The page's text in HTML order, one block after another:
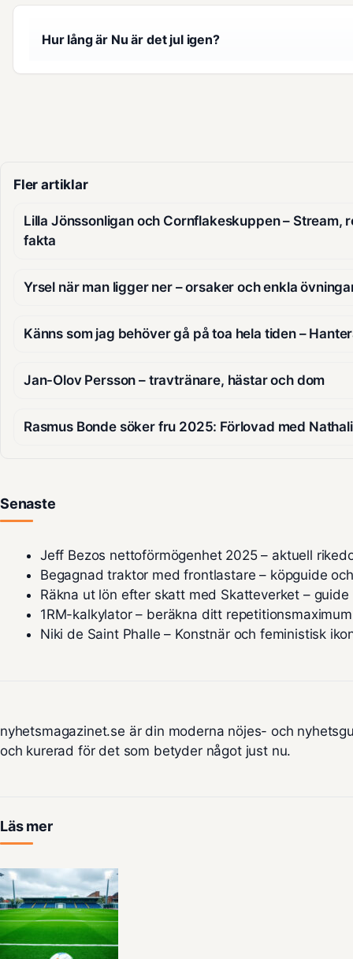
Hur lång är Nu är det jul igen?
Fler artiklar
Lilla Jönssonligan och Cornflakeskuppen – Stream,
fakta
Yrsel när man ligger ner – orsaker och enkla
Känns som jag behöver gå på toa hela tiden –
Jan-Olov Persson – travtränare, hästar och dom
Rasmus Bonde söker fru 2025: Förlovad med
Senaste
Jeff Bezos nettoförmögenhet 2025 – aktuell
Begagnad traktor med frontlastare – köpguide
Räkna ut lön efter skatt med Skatteverket –
1RM-kalkylator – beräkna ditt
Niki de Saint Phalle – Konstnär och feministisk
nyhetsmagazinet.se är din moderna nöjes- och
och kurerad för det som betyder något just nu.
Läs mer